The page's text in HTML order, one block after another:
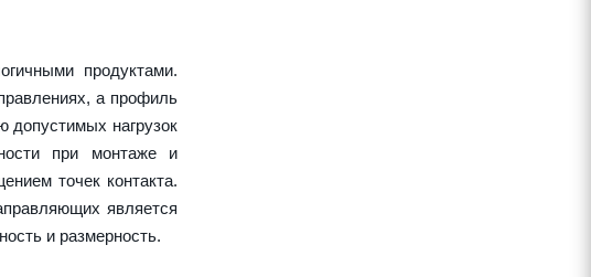
продуктами.
а профиль
допустимых нагрузок
при монтаже и
точек контакта.
является
и размерность.